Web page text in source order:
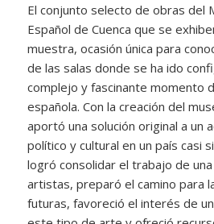
El conjunto selecto de obras del
Español de Cuenca que se
muestra, ocasión única para
de las salas donde se ha ido
complejo y fascinante momento
española. Con la creación del
aportó una solución original a un
político y cultural en un país casi
logró consolidar el trabajo de
artistas, preparó el camino para
futuras, favoreció el interés de